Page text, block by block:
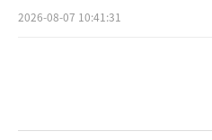
2026-08-07 10:41:31